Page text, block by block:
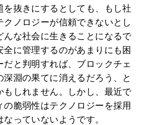
を抜きにするとしても、もし社
ノロジーが信頼できないとし
んな社会に生きることになるで
全に管理するのがあまりにも困
と判明すれば、ブロックチェ
深淵の果てに消えるだろう、と
もしれません。しかし、最近で
の脆弱性はテクノロジーを採用
っていないようです。